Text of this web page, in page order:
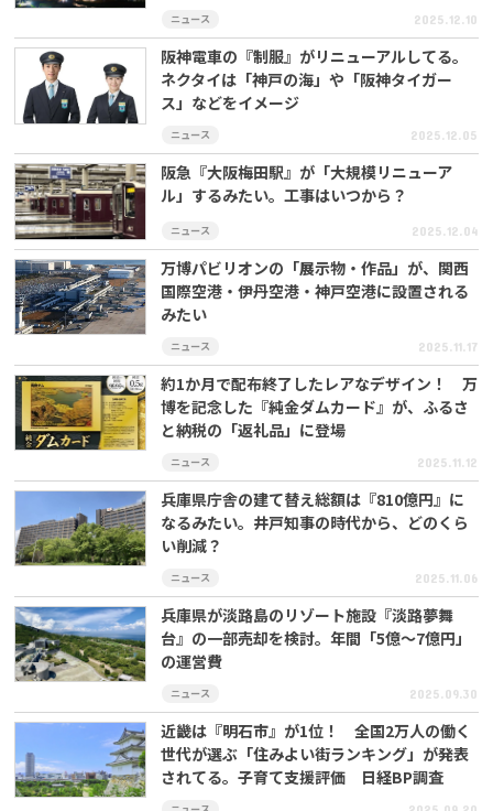
ニュース 2025.12.10
阪神電車の『制服』がリニューアルしてる。
ネクタイは「神戸の海」や「阪神タイガー
ス」などをイメージ
ニュース 2025.12.05
阪急『大阪梅田駅』が「大規模リニューア
ル」するみたい。工事はいつから？
ニュース 2025.12.04
万博パビリオンの「展示物・作品」が、関西
国際空港・伊丹空港・神戸空港に設置される
みたい
ニュース 2025.11.17
約1か月で配布終了したレアなデザイン！ 万
博を記念した『純金ダムカード』が、ふるさ
と納税の「返礼品」に登場
ニュース 2025.11.12
兵庫県庁舎の建て替え総額は『810億円』に
なるみたい。井戸知事の時代から、どのくら
い削減？
ニュース 2025.11.06
兵庫県が淡路島のリゾート施設『淡路夢舞
台』の一部売却を検討。年間「5億～7億円」
の運営費
ニュース 2025.09.30
近畿は『明石市』が1位！ 全国2万人の働く
世代が選ぶ「住みよい街ランキング」が発表
されてる。子育て支援評価 日経BP調査